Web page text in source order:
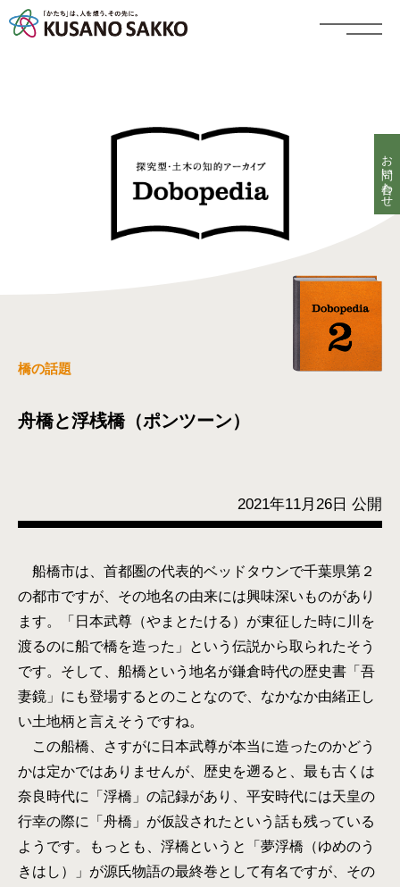
橋の話題
舟橋と浮桟橋（ポンツーン）
2021年11月26日 公開
船橋市は、首都圏の代表的ベッドタウンで千葉県第２
の都市ですが、その地名の由来には興味深いものがあり
ます。「日本武尊（やまとたける）が東征した時に川を
渡るのに船で橋を造った」という伝説から取られたそう
です。そして、船橋という地名が鎌倉時代の歴史書「吾
妻鏡」にも登場するとのことなので、なかなか由緒正し
い土地柄と言えそうですね。
この船橋、さすがに日本武尊が本当に造ったのかどう
かは定かではありませんが、歴史を遡ると、最も古くは
奈良時代に「浮橋」の記録があり、平安時代には天皇の
行幸の際に「舟橋」が仮設されたという話も残っている
ようです。もっとも、浮橋というと「夢浮橋（ゆめのう
きはし）」が源氏物語の最終巻として有名ですが、その
お問い合わせ